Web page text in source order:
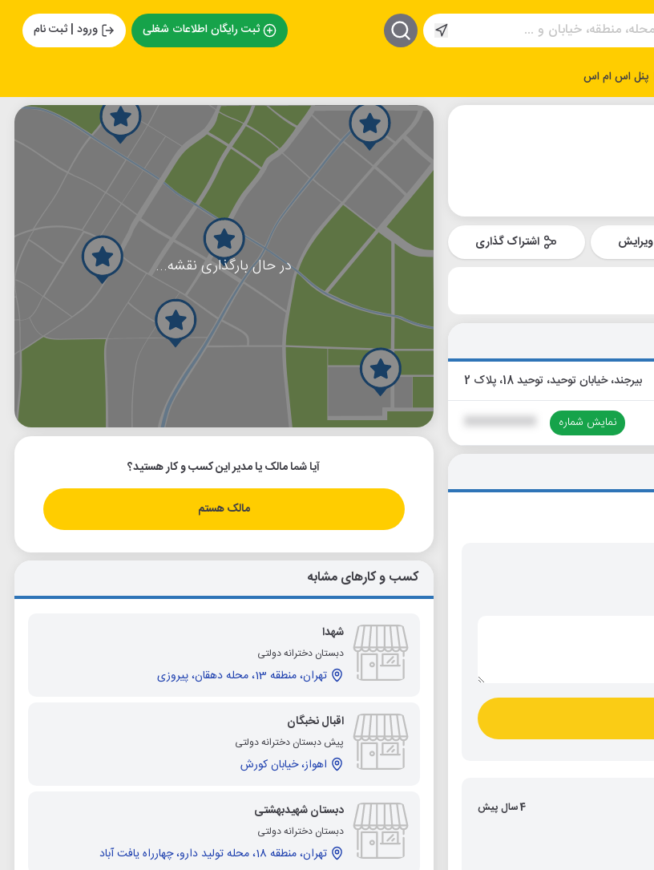
ثبت رایگان اطلاعات شغلی ورود | ثبت نام
پنل اس ام اس
ویرایش اشتراک گذاری
بیرجند، خیابان توحید، توحید 18، پلاک 2
نمایش شماره XXXXXXXXXX
4 سال پیش
در حال بارگذاری نقشه...
آیا شما مالک یا مدیر این کسب و کار هستید؟
مالک هستم
کسب و کارهای مشابه
شهدا
دبستان دخترانه دولتی
تهران، منطقه 13، محله دهقان، پیروزی
اقبال نخبگان
پیش دبستان دخترانه دولتی
اهواز، خیابان کورش
دبستان شهیدبهشتی
دبستان دخترانه دولتی
تهران، منطقه 18، محله تولید دارو، چهارراه یافت آباد